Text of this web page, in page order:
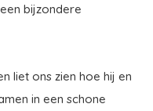
bijzondere
liet ons zien hoe hij en
in een schone